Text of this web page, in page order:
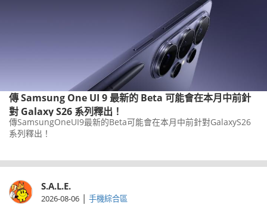
傳 Samsung One UI 9 最新的 Beta 可能會在本月中前針
對 Galaxy S26 系列釋出！
傳SamsungOneUI9最新的Beta可能會在本月中前針對GalaxyS26
系列釋出！
S.A.L.E.
2026-08-06 | 手機綜合區